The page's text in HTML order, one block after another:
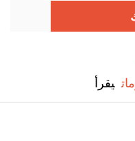
للزوار اكتشافها